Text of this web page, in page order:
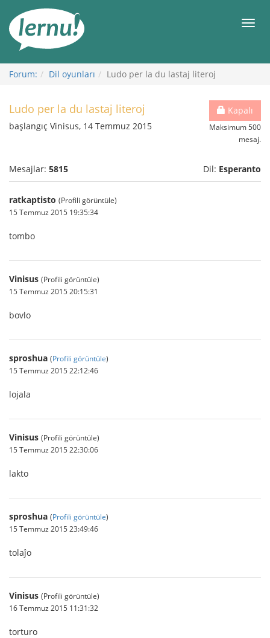
Görüntüleme
Forum: Dil oyunları Ludo per la du lastaj literoj
Kapalı
Maksimum 500
mesaj.
Ludo per la du lastaj literoj
başlangıç Vinisus, 14 Temmuz 2015
Mesajlar: 5815 Dil: Esperanto
ratkaptisto (Profili görüntüle)
15 Temmuz 2015 19:35:34
tombo
Vinisus (Profili görüntüle)
15 Temmuz 2015 20:15:31
bovlo
sproshua (Profili görüntüle)
15 Temmuz 2015 22:12:46
lojala
Vinisus (Profili görüntüle)
15 Temmuz 2015 22:30:06
lakto
sproshua (Profili görüntüle)
15 Temmuz 2015 23:49:46
tolaĵo
Vinisus (Profili görüntüle)
16 Temmuz 2015 11:31:32
torturo